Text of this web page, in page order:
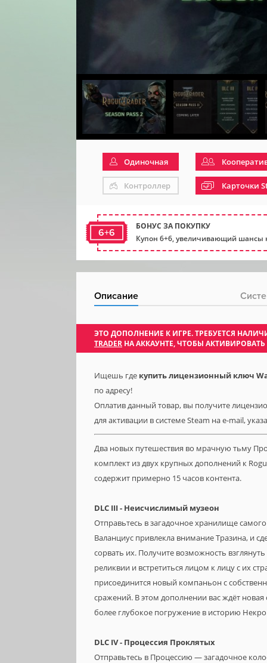
Одиночная
Контроллер Карточки
6+6
БОНУС ЗА ПОКУПКУ
Купон 6+6, увеличивающий шансы
Описание
ЭТО ДОПОЛНЕНИЕ К ИГРЕ. ТРЕБУЕТСЯ
TRADER НА АККАУНТЕ, ЧТОБЫ
Ищешь где купить лицензионный ключ
по адресу!
Оплатив данный товар, вы получите
для активации в системе Steam на e-mail,
Два новых путешествия во мрачную тьму
комплект из двух крупных дополнений к
содержит примерно 15 часов контента.
DLC III - Неисчислимый музеон
Отправьтесь в загадочное хранилище
Валанциус привлекла внимание Тразина, и
сорвать их. Получите возможность
реликвии и встретиться лицом к лицу с их
присоединится новый компаньон с
сражений. В этом дополнении вас ждёт
более глубокое погружение в историю
DLC IV - Процессия Проклятых
Отправьтесь в Процессию — загадочное